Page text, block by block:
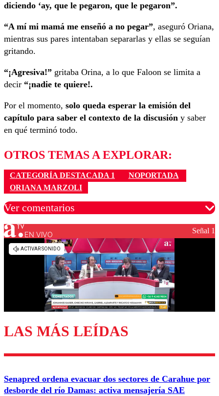
diciendo ‘ay, que le pegaron, que le pegaron”.
“A mí mi mamá me enseñó a no pegar”, aseguró Oriana,
mientras sus pares intentaban separarlas y ellas se seguían
gritando.
“¡Agresiva!” gritaba Orina, a lo que Faloon se limita a
decir “¡nadie te quiere!.
Por el momento, solo queda esperar la emisión del
capítulo para saber el contexto de la discusión y saber
en qué terminó todo.
OTROS TEMAS A EXPLORAR:
CATEGORÍA DESTACADA 1
NOPORTADA
ORIANA MARZOLI
Ver comentarios
Los comentarios son moderados para garantizar un
diálogo respetuoso.
Enviar comentario
EN VIVO Señal 1
LAS MÁS LEÍDAS
Senapred ordena evacuar dos sectores de Carahue por
desborde del río Damas: activa mensajería SAE